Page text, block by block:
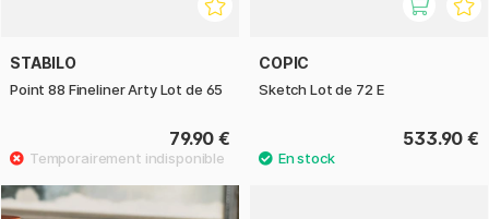
STABILO
Point 88 Fineliner Arty Lot de 65
79.90 €
COPIC
Sketch Lot de 72 E
533.90 €